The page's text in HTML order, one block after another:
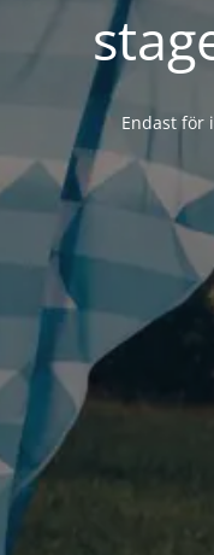
Endast för